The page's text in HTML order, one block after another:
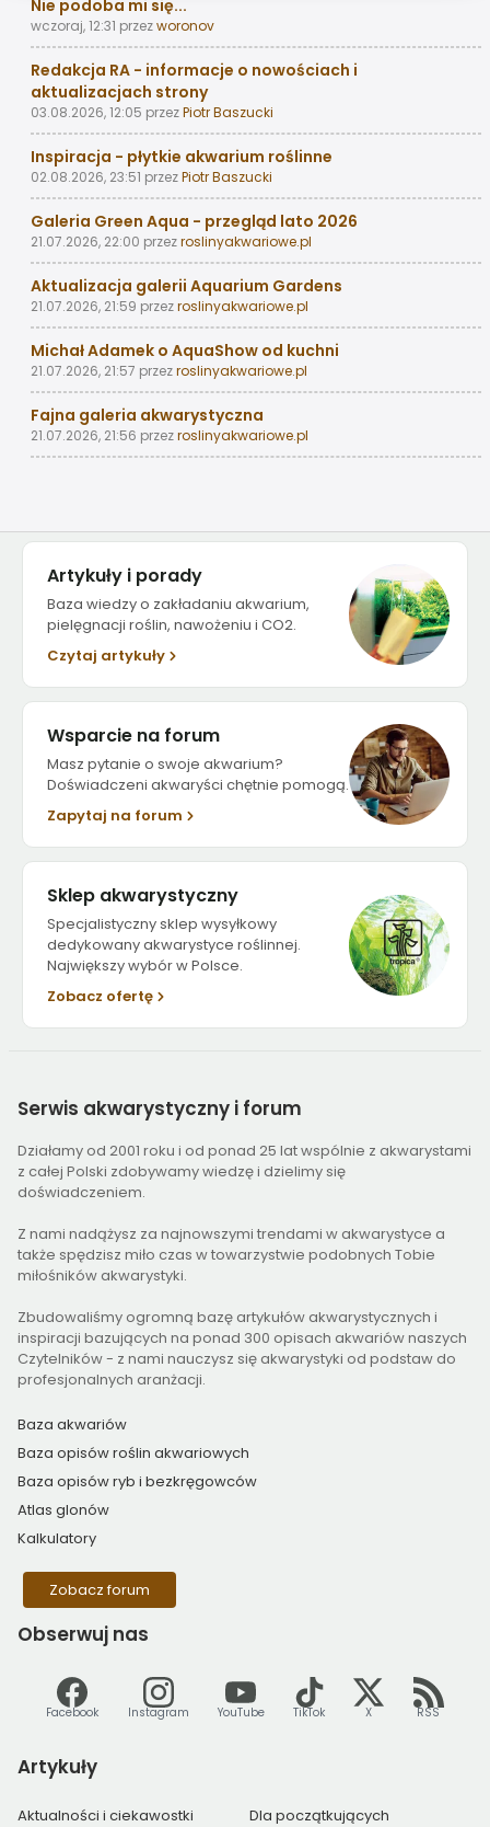
Nie podoba mi się...
wczoraj, 12:31 przezworonov
Redakcja RA - informacje o nowościach i
aktualizacjach strony
03.08.2026, 12:05 przezPiotr Baszucki
Inspiracja - płytkie akwarium roślinne
02.08.2026, 23:51 przezPiotr Baszucki
Galeria Green Aqua - przegląd lato 2026
21.07.2026, 22:00 przezroslinyakwariowe.pl
Aktualizacja galerii Aquarium Gardens
21.07.2026, 21:59 przezroslinyakwariowe.pl
Michał Adamek o AquaShow od kuchni
21.07.2026, 21:57 przezroslinyakwariowe.pl
Fajna galeria akwarystyczna
21.07.2026, 21:56 przezroslinyakwariowe.pl
Artykuły i porady
Baza wiedzy o zakładaniu akwarium,
pielęgnacji roślin, nawożeniu i CO2.
Czytaj artykuły
Wsparcie na forum
Masz pytanie o swoje akwarium?
Doświadczeni akwaryści chętnie pomogą.
Zapytaj na forum
Sklep akwarystyczny
Specjalistyczny sklep wysyłkowy
dedykowany akwarystyce roślinnej.
Największy wybór w Polsce.
Zobacz ofertę
Serwis akwarystyczny i forum
Działamy od 2001 roku i od ponad 25 lat wspólnie z akwarystami
z całej Polski zdobywamy wiedzę i dzielimy się
doświadczeniem.
Z nami nadążysz za najnowszymi trendami w akwarystyce a
także spędzisz miło czas w towarzystwie podobnych Tobie
miłośników akwarystyki.
Zbudowaliśmy ogromną bazę artykułów akwarystycznych i
inspiracji bazujących na ponad 300 opisach akwariów naszych
Czytelników - z nami nauczysz się akwarystyki od podstaw do
profesjonalnych aranżacji.
Baza akwariów
Baza opisów roślin akwariowych
Baza opisów ryb i bezkręgowców
Atlas glonów
Kalkulatory
Zobacz forum
Obserwuj nas
Facebook Instagram YouTube TikTok X RSS
Artykuły
Aktualności i ciekawostki Dla początkujących